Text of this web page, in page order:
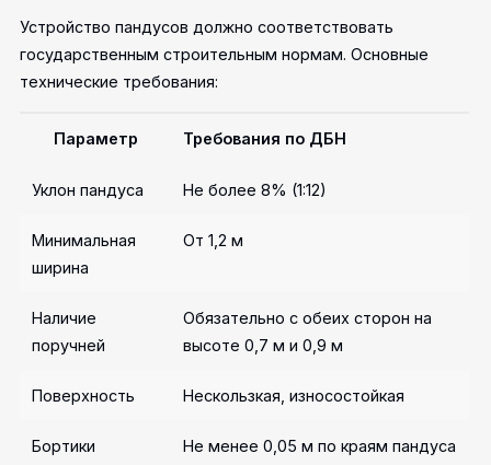
Устройство пандусов должно соответствовать
государственным строительным нормам. Основные
технические требования:
Параметр Требования по ДБН
Уклон пандуса Не более 8% (1:12)
Минимальная
ширина
От 1,2 м
Наличие
поручней
Обязательно с обеих сторон на
высоте 0,7 м и 0,9 м
Поверхность Нескользкая, износостойкая
Бортики Не менее 0,05 м по краям пандуса